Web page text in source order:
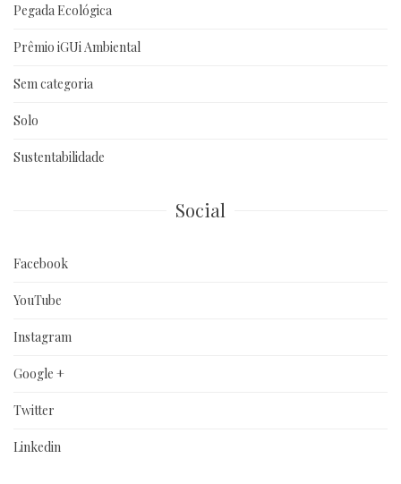
Pegada Ecológica
Prêmio iGUi Ambiental
Sem categoria
Solo
Sustentabilidade
Social
Facebook
YouTube
Instagram
Google +
Twitter
Linkedin